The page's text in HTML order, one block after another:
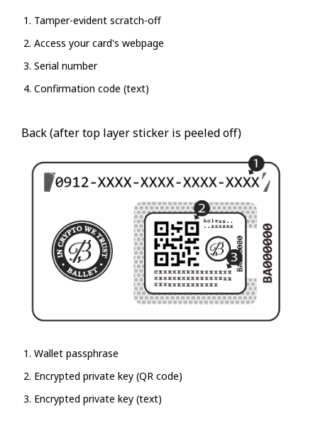
Tamper-evident scratch-off
Access your card's webpage
Serial number
Confirmation code (text)
Back (after top layer sticker is peeled off)
Wallet passphrase
Encrypted private key (QR code)
Encrypted private key (text)